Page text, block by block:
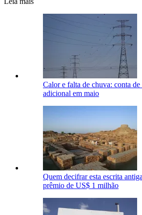
Calor e falta de chuva: conta
adicional em maio
Quem decifrar esta escrita
prêmio de US$ 1 milhão